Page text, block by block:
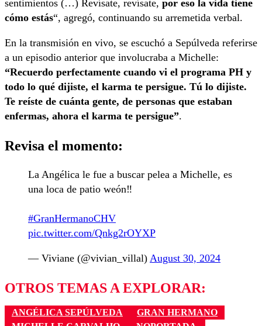
sentimientos (…) Revísate, revísate, por eso la vida tiene
cómo estás“, agregó, continuando su arremetida verbal.
En la transmisión en vivo, se escuchó a Sepúlveda referirse
a un episodio anterior que involucraba a Michelle:
“Recuerdo perfectamente cuando vi el programa PH y
todo lo qué dijiste, el karma te persigue. Tú lo dijiste.
Te reíste de cuánta gente, de personas que estaban
enfermas, ahora el karma te persigue”.
Revisa el momento:
La Angélica le fue a buscar pelea a Michelle, es
una loca de patio weón‼️
#GranHermanoCHV
pic.twitter.com/Qnkg2rOYXP
— Viviane (@vivian_villal) August 30, 2024
OTROS TEMAS A EXPLORAR:
ANGÉLICA SEPÚLVEDA
GRAN HERMANO